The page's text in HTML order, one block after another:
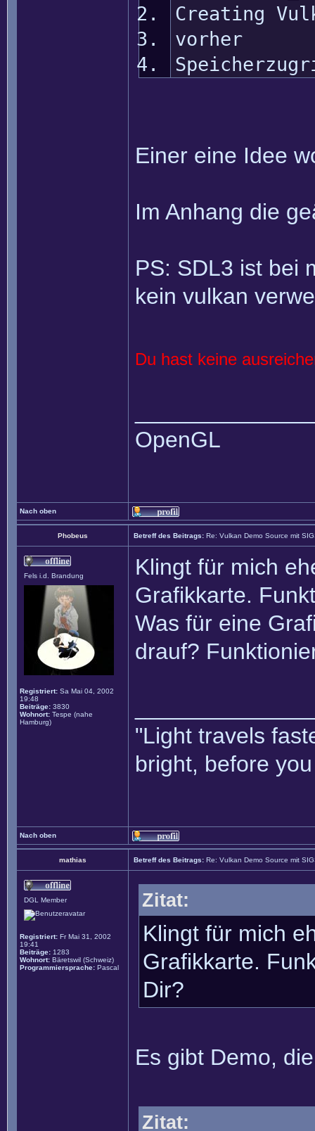
Creating
vorher
Einer eine Idee
Im Anhang die
PS: SDL3 ist bei
kein vulkan
Du hast keine
OpenGL
Nach oben
Phobeus Betreff des Beitrags: Re: Vulkan Demo Source mit
Fels i.d. Brandung
Registriert: Sa Mai 04, 2002
19:48
Beiträge: 3830
Wohnort: Tespe (nahe
Hamburg)
Klingt für mich
Grafikkarte.
Was für eine
drauf?
"Light travels
bright, before
Nach oben
mathias Betreff des Beitrags: Re: Vulkan Demo Source mit
DGL Member
Registriert: Fr Mai 31, 2002
19:41
Beiträge: 1283
Wohnort: Bäretswil (Schweiz)
Programmiersprache: Pascal
Zitat:
Klingt für mich
Grafikkarte.
Dir?
Es gibt Demo,
Zitat: